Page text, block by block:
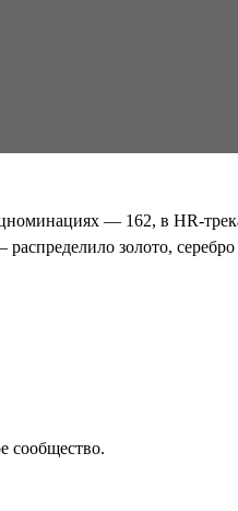
— 162, в HR-
золото,
сообщество.